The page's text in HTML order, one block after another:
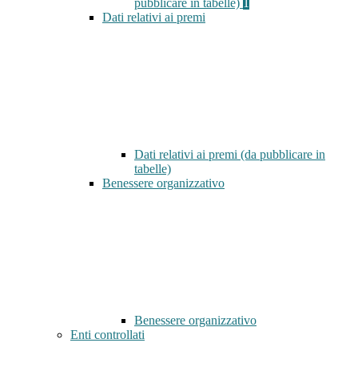
pubblicare in tabelle)
Dati relativi ai premi
Dati relativi ai premi (da pubblicare in
tabelle)
Benessere organizzativo
Benessere organizzativo
Enti controllati